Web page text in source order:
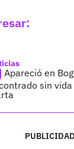
Apareció en
sin
PUBLICIDAD